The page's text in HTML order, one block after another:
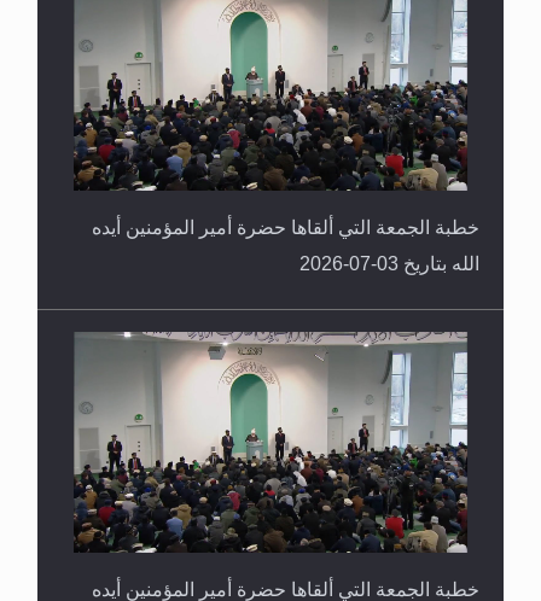
خطبة الجمعة التي ألقاها حضرة أمير المؤمنين أيده
الله بتاريخ 03-07-2026
خطبة الجمعة التي ألقاها حضرة أمير المؤمنين أيده